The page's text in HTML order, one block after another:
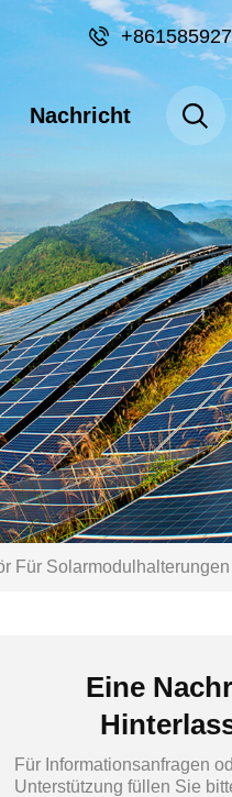
Nachricht
Für
Eine
Für Informationsanfragen
Unterstützung füllen Sie